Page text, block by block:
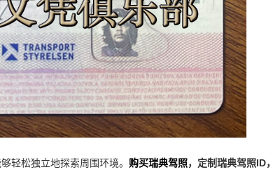
轻松独立地探索周围环境。 购买瑞典驾照，定制瑞典驾照ID，